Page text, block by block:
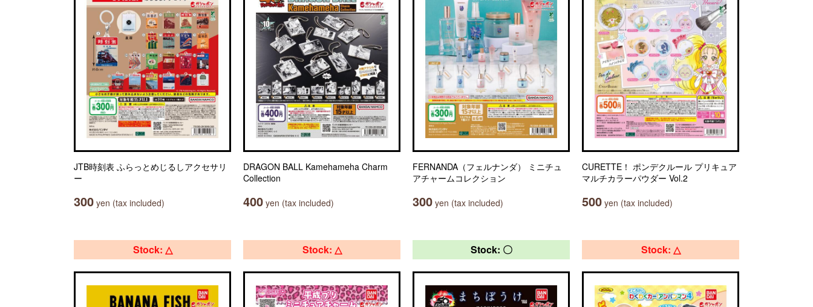
JTB時刻表 ふらっとめじるしアクセサリ
ー
300 yen (tax included)
DRAGON BALL Kamehameha Charm
Collection
400 yen (tax included)
FERNANDA（フェルナンダ） ミニチュ
アチャームコレクション
300 yen (tax included)
CURETTE！ ポンデクルール プリキュア
マルチカラーパウダー Vol.2
500 yen (tax included)
Stock: △ Stock: △ Stock: 〇 Stock: △